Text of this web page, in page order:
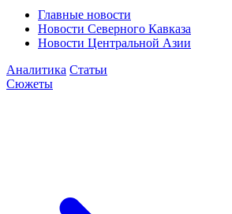
Главные новости
Новости Северного Кавказа
Новости Центральной Азии
Аналитика Статьи
Сюжеты